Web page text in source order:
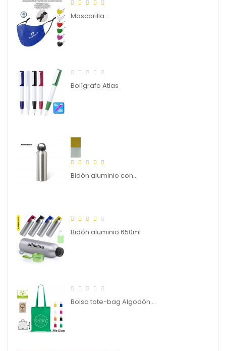
Mascarilla...
Bolígrafo Atlas
Bidón aluminio con...
Bidón aluminio 650ml
Bolsa tote-bag Algodón...